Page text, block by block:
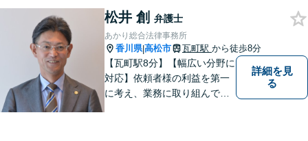
供します。
松井 創 弁護士
あかり総合法律事務所
香川県|高松市 瓦町駅 から徒歩8分
【瓦町駅8分】【幅広い分野に
対応】依頼者様の利益を第一
に考え、業務に取り組んでお
詳細を見
る